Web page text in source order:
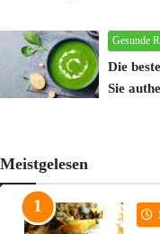
Gesunde
Die
Sie
Meistgelesen